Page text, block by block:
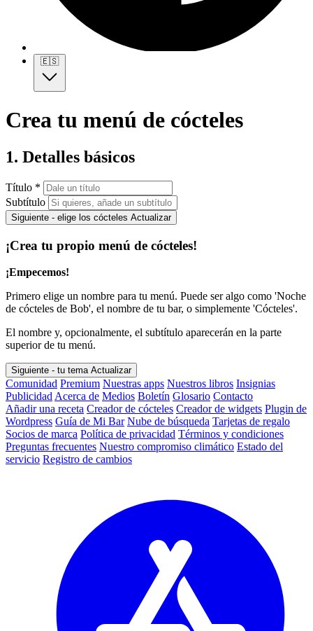
🇪🇸
Crea tu menú de cócteles
1. Detalles básicos
Título *
Subtítulo
Siguiente - elige los cócteles Actualizar
¡Crea tu propio menú de cócteles!
¡Empecemos!
Primero elige un nombre para tu menú. Puede ser algo como 'Noche
de cócteles de Bob', el nombre de tu bar, o simplemente 'Cócteles'.
El nombre y, opcionalmente, el subtítulo aparecerán en la parte
superior de tu menú.
Siguiente - tu tema Actualizar
Comunidad Premium Nuestras apps Nuestros libros Insignias
Publicidad Acerca de Medios Boletín Glosario Contacto
Añadir una receta Creador de cócteles Creador de widgets Plugin de
Wordpress Guía de Mi Bar Nube de búsqueda Tarjetas de regalo
Socios de marca Política de privacidad Términos y condiciones
Preguntas frecuentes Nuestro compromiso climático Estado del
servicio Registro de cambios